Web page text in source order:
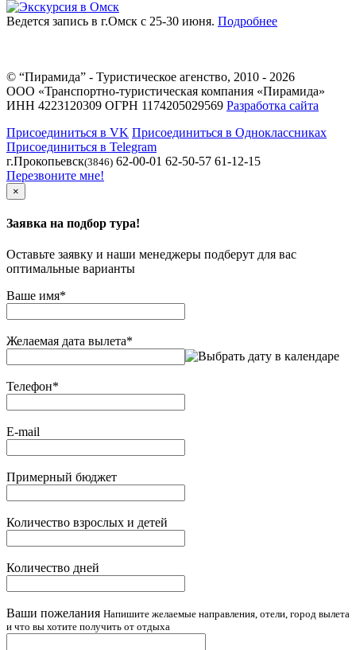
Ведется запись в г.Омск с 25-30 июня. Подробнее
© “Пирамида” - Туристическое агенство, 2010 - 2026
ООО «Транспортно-туристическая компания «Пирамида»
ИНН 4223120309 ОГРН 1174205029569 Разработка сайта
Присоединиться в VK Присоединиться в Одноклассниках
Присоединиться в Telegram
г.Прокопьевск(3846) 62-00-01 62-50-57 61-12-15
Перезвоните мне!
×
Заявка на подбор тура!
Оставьте заявку и наши менеджеры подберут для вас
оптимальные варианты
Ваше имя*
Желаемая дата вылета*
Телефон*
E-mail
Примерный бюджет
Количество взрослых и детей
Количество дней
Ваши пожелания Напишите желаемые направления, отели, город вылета
и что вы хотите получить от отдыха